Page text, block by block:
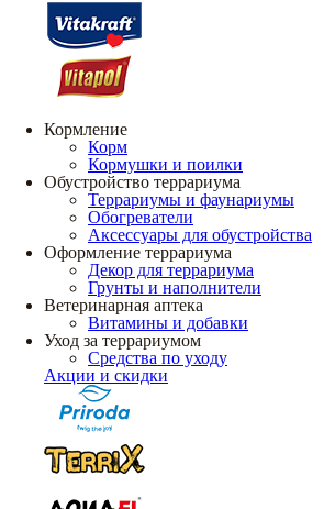
Кормление
Корм
Кормушки и поилки
Обустройство террариума
Террариумы и фаунариумы
Обогреватели
Аксессуары для обустройства
Оформление террариума
Декор для террариума
Грунты и наполнители
Ветеринарная аптека
Витамины и добавки
Уход за террариумом
Средства по уходу
Акции и скидки